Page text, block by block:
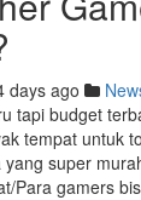
days ago
tapi budget
tempat untuk
super
Para gamers